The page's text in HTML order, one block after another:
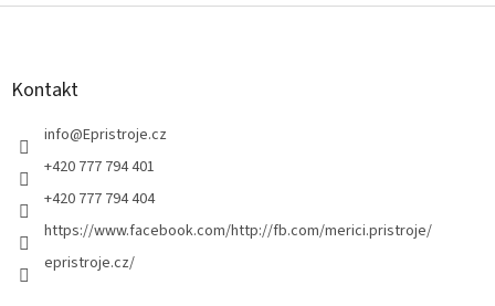
Z
Kontakt
info@Epristroje.cz
+420 777 794 401
+420 777 794 404
https://www.facebook.com/http://fb.com/merici.pristroje/
epristroje.cz/